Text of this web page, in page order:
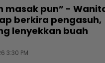
masak pun” -
berkira pengasuh,
lenyekkan buah
3:30 PM